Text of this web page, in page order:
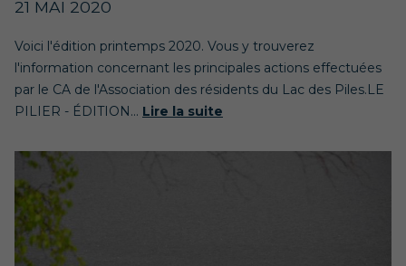
21 MAI 2020
Voici l'édition printemps 2020. Vous y trouverez
l'information concernant les principales actions effectuées
par le CA de l'Association des résidents du Lac des Piles.LE
PILIER - ÉDITION... Lire la suite